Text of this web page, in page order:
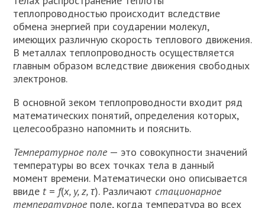
теплопроводностью происходит вследствие
обмена энергией при соударении молекул,
имеющих различную скорость теплового движения.
В металлах теплопроводность осуществляется
главным образом вследствие движения свободных
электронов.
В основной зеком теплопроводности входит ряд
математических понятий, оп­ределения которых,
целесообразно напомнить и пояснить.
Температурное поле — это со­вокупности значений
температуры во всех точках тела в данный
момент време­ни. Математически оно описывается
ввиде t= f(x, y, z, τ). Различают стационарное
температурное поле, когда температура во всех